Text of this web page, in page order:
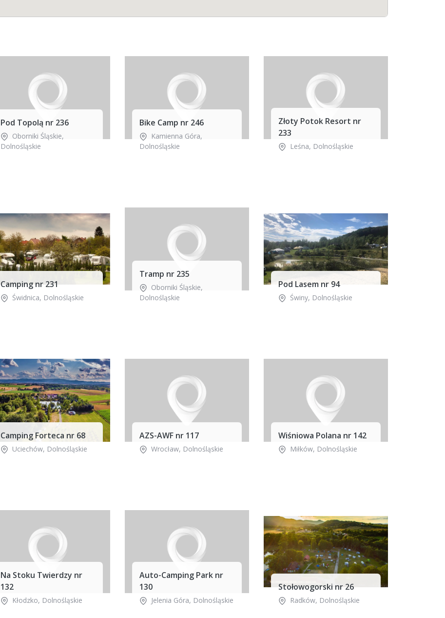
Pod Topolą nr 236
Oborniki Śląskie,
Dolnośląskie
Bike Camp nr 246
Kamienna Góra,
Dolnośląskie
Złoty Potok Resort nr
233
Leśna, Dolnośląskie
Camping nr 231
Świdnica, Dolnośląskie
Tramp nr 235
Oborniki Śląskie,
Dolnośląskie
Pod Lasem nr 94
Świny, Dolnośląskie
Camping Forteca nr 68
Uciechów, Dolnośląskie
AZS-AWF nr 117
Wrocław, Dolnośląskie
Wiśniowa Polana nr 142
Miłków, Dolnośląskie
Na Stoku Twierdzy nr
132
Kłodzko, Dolnośląskie
Auto-Camping Park nr
130
Jelenia Góra, Dolnośląskie
Stołowogorski nr 26
Radków, Dolnośląskie